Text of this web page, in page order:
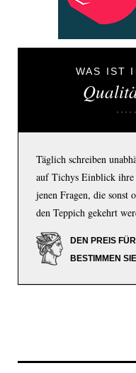
WAS IST
Täglich schreiben
auf Tichys Einblick
jenen Fragen, die sonst
den Teppich gekehrt
DEN PREIS
BESTIMMEN